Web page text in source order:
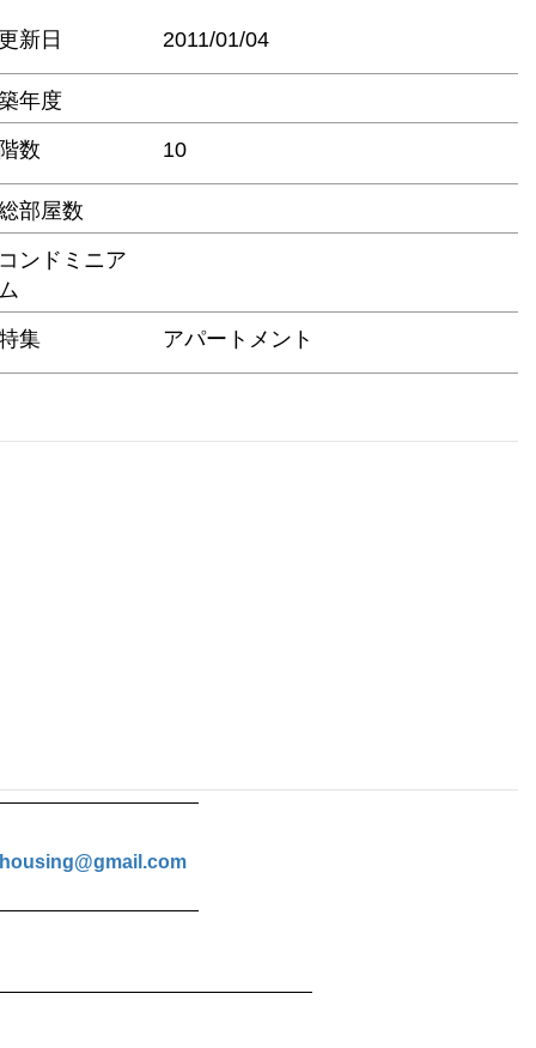
新日 2011/01/04
年度
数 10
部屋数
ンドミニア
集 アパートメント